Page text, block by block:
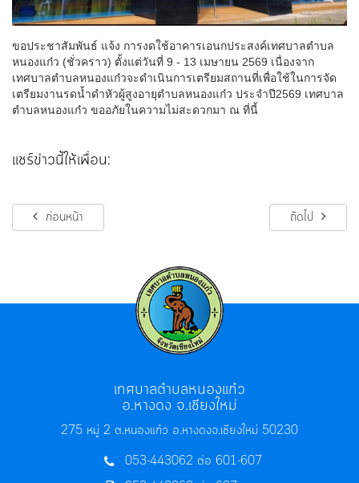
ขอประชาสัมพันธ์ แจ้ง การงดใช้อาคารเอนกประสงค์เทศบาลตำบล
หนองแก๋ว (ชั่วคราว) ตั้งแต่วันที่ 9 - 13 เมษายน 2569 เนื่องจาก
เทศบาลตำบลหนองแก๋วจะดำเนินการเตรียมสถานที่เพื่อใช้ในการจัด
เตรียมงานรดน้ำดำหัวผู้สูงอายุตำบลหนองแก๋ว ประจำปี2569 เทศบาล
ตำบลหนองแก๋ว ขออภัยในความไม่สะดวกมา ณ ที่นี้
แชร์ข่าวนี้ให้เพื่อน:
ก่อนหน้า ถัดไป
275 หมู่ 2 ต.หนองแก๋ว อ.หางดงจ.เชียงใหม่ 50230
เทศบาลตำบลหนองแก๋ว
อ.หางดง จ.เชียงใหม่
053-443062 ต่อ 601-607